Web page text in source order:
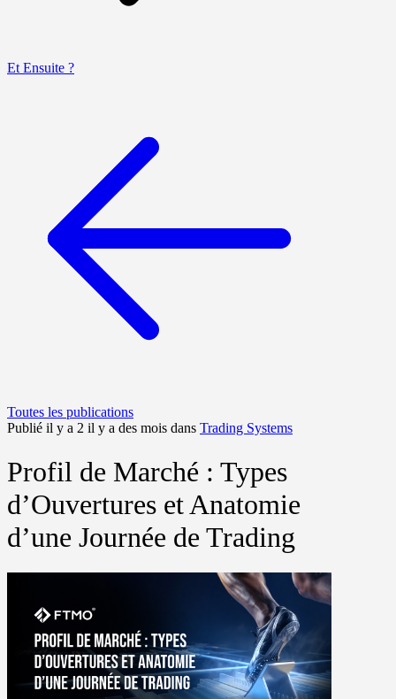
Et Ensuite ?
Toutes les publications
Publié il y a 2 il y a des mois dans Trading Systems
Profil de Marché : Types
d’Ouvertures et Anatomie
d’une Journée de Trading